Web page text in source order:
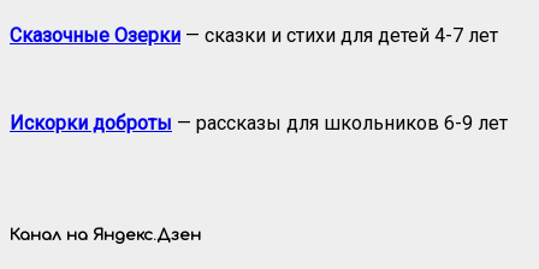
Сказочные Озерки — сказки и стихи для детей 4-7 лет
Искорки доброты — рассказы для школьников 6-9 лет
Канал на Яндекс.Дзен